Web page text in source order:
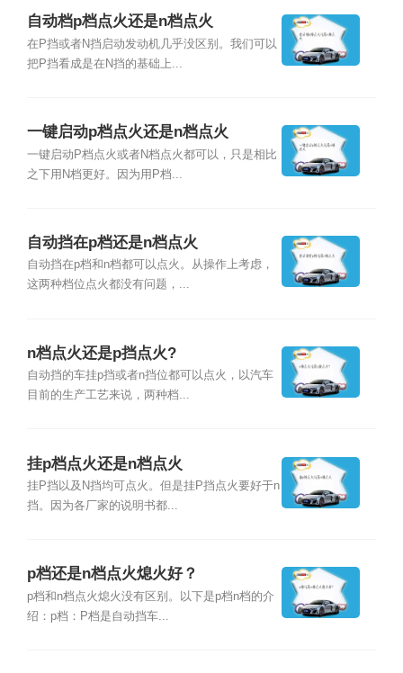
自动档p档点火还是n档点火
在P挡或者N挡启动发动机几乎没区别。我们可以
把P挡看成是在N挡的基础上...
一键启动p档点火还是n档点火
一键启动P档点火或者N档点火都可以，只是相比
之下用N档更好。因为用P档...
自动挡在p档还是n档点火
自动挡在p档和n档都可以点火。从操作上考虑，
这两种档位点火都没有问题，...
n档点火还是p挡点火?
自动挡的车挂p挡或者n挡位都可以点火，以汽车
目前的生产工艺来说，两种档...
挂p档点火还是n档点火
挂P挡以及N挡均可点火。但是挂P挡点火要好于n
挡。因为各厂家的说明书都...
p档还是n档点火熄火好？
p档和n档点火熄火没有区别。以下是p档n档的介
绍：p档：P档是自动挡车...